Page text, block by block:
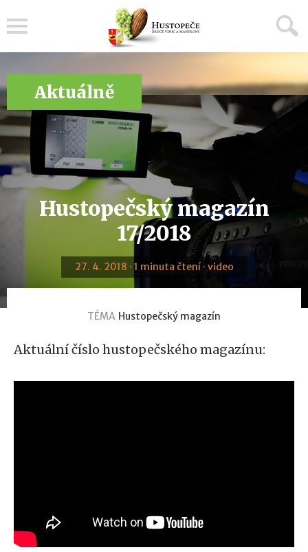
Aktuálně
Hustopečský magazín
17/2018
27. 4. 2018 · 1 minuta čtení · video
TÉMA Hustopečský magazín
Aktuální číslo hustopečského magazínu: